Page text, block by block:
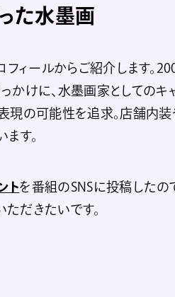
た水墨画
フィールからご紹介します。
けに、水墨画家としてのキャ
現の可能性を追求。店舗内装
す。
トを番組のSNSに投稿したの
だきたいです。